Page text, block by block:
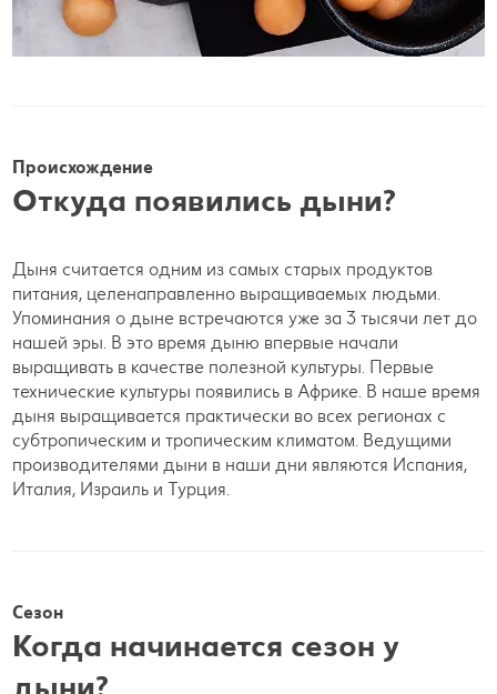
Происхождение
Откуда появились дыни?
Дыня считается одним из самых старых продуктов
питания, целенаправленно выращиваемых людьми.
Упоминания о дыне встречаются уже за 3 тысячи лет до
нашей эры. В это время дыню впервые начали
выращивать в качестве полезной культуры. Первые
технические культуры появились в Африке. В наше время
дыня выращивается практически во всех регионах с
субтропическим и тропическим климатом. Ведущими
производителями дыни в наши дни являются Испания,
Италия, Израиль и Турция.
Сезон
Когда начинается сезон у